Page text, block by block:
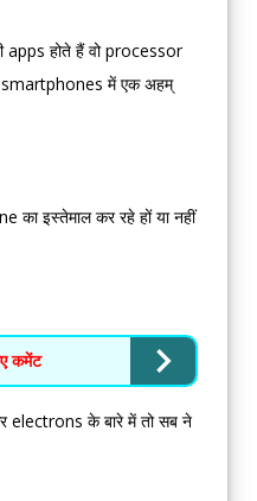
apps होते हैं वो processor
smartphones में एक अहम्
इस्तेमाल कर रहे हों या नहीं
कमेंट
electrons के बारे में तो सब ने